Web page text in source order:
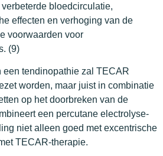
bloedcirculatie,
effecten en verhoging van de
voorwaarden voor
(9)
een tendinopathie zal TECAR
worden, maar juist in combinatie
op het doorbreken van de
een percutane electrolyse-
niet alleen goed met excentrische
TECAR-therapie.